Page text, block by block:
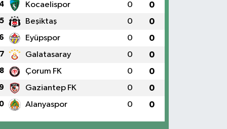
Kocaelispor 0 0
5 Beşiktaş 0 0
Eyüpspor 0 0
7 Galatasaray 0 0
8 Çorum FK 0 0
Gaziantep FK 0 0
Alanyaspor 0 0